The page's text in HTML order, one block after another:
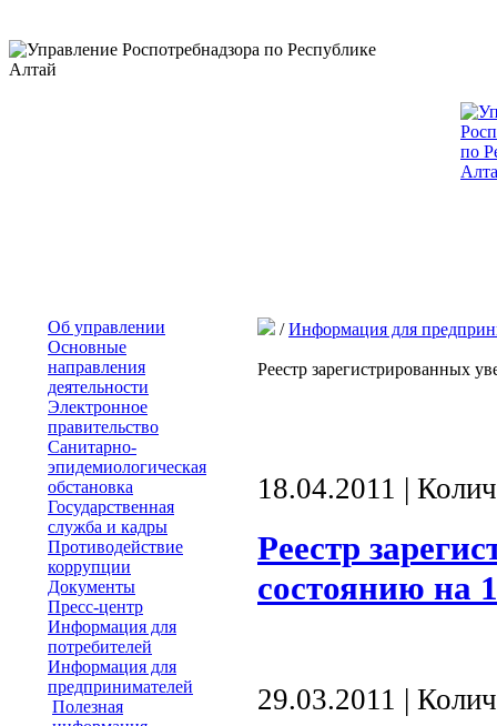
Об управлении
Основные
направления
деятельности
Электронное
правительство
Санитарно-
эпидемиологическая
обстановка
Государственная
служба и кадры
Противодействие
коррупции
Документы
Пресс-центр
Информация для
потребителей
Информация для
предпринимателей
Полезная
/Информация для
Реестр зарегистрированных
18.04.2011 |
Реестр
состоянию на
29.03.2011 |